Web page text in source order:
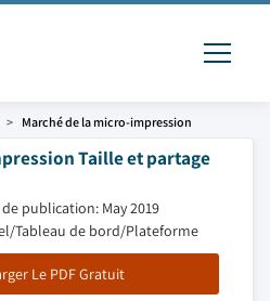
Marché de la micro-impression
Taille et partage
publication: May 2019
Tableau de bord/Plateforme
Le PDF Gratuit